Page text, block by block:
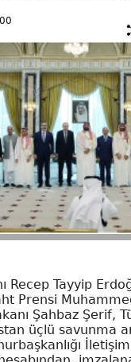
Recep Tayyip
Prensi
Şahbaz Şerif,
üçlü savunma
İletişim